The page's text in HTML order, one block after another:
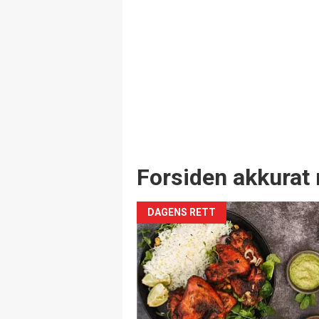
Forsiden akkurat
DAGENS RETT